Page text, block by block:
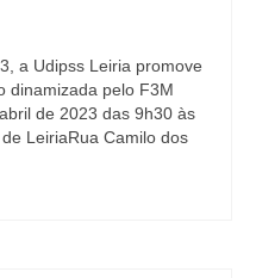
a Udipss Leiria promove
dinamizada pelo F3M
de 2023 das 9h30 às
LeiriaRua Camilo dos